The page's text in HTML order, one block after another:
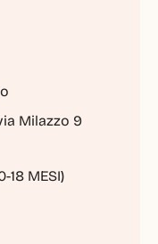
Milazzo 9
18 MESI)